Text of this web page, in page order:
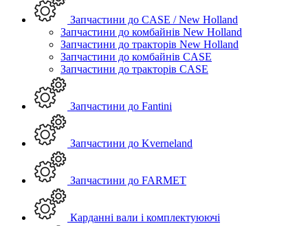
Запчастини до CASE / New Holland
Запчастини до комбайнів New Holland
Запчастини до тракторів New Holland
Запчастини до комбайнів CASE
Запчастини до тракторів CASE
Запчастини до Fantini
Запчастини до Kverneland
Запчастини до FARMET
Карданні вали і комплектуюючі